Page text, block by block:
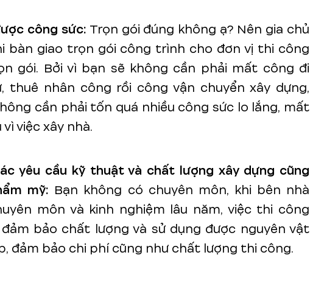
công sức: Trọn gói đúng không ạ? Nên gia chủ
bàn giao trọn gói công trình cho đơn vị thi công
gói. Bởi vì bạn sẽ không cần phải mất công đi
thuê nhân công rồi công vận chuyển xây dựng,
cần phải tốn quá nhiều công sức lo lắng, mất
việc xây nhà.
yêu cầu kỹ thuật và chất lượng xây dựng cũng
mỹ: Bạn không có chuyên môn, khi bên nhà
môn và kinh nghiệm lâu năm, việc thi công
bảo chất lượng và sử dụng được nguyên vật
đảm bảo chi phí cũng như chất lượng thi công.